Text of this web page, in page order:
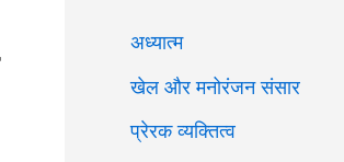
अध्यात्म
खेल और मनोरंजन संसार
प्रेरक व्यक्तित्व